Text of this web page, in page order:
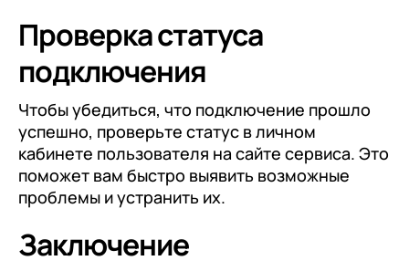
Проверка статуса
подключения
Чтобы убедиться, что подключение прошло
успешно, проверьте статус в личном
кабинете пользователя на сайте сервиса. Это
поможет вам быстро выявить возможные
проблемы и устранить их.
Заключение